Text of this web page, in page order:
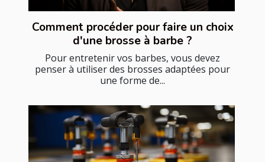
Comment procéder pour faire un choix
d'une brosse à barbe ?
Pour entretenir vos barbes, vous devez
penser à utiliser des brosses adaptées pour
une forme de...